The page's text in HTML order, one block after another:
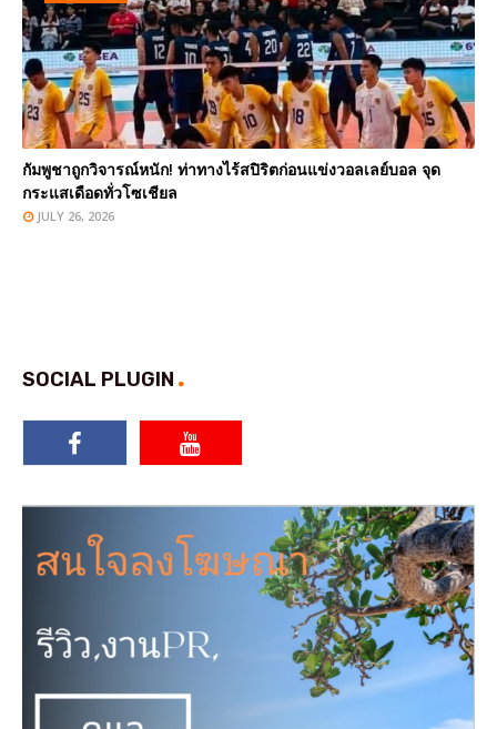
กัมพูชาถูกวิจารณ์หนัก! ท่าทางไร้สปิริตก่อนแข่งวอลเลย์บอล จุด
กระแสเดือดทั่วโซเชียล
JULY 26, 2026
SOCIAL PLUGIN